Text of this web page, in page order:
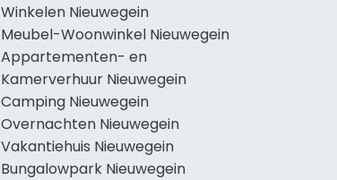
Winkelen Nieuwegein
Meubel-Woonwinkel Nieuwegein
Appartementen- en
Kamerverhuur Nieuwegein
Camping Nieuwegein
Overnachten Nieuwegein
Vakantiehuis Nieuwegein
Bungalowpark Nieuwegein